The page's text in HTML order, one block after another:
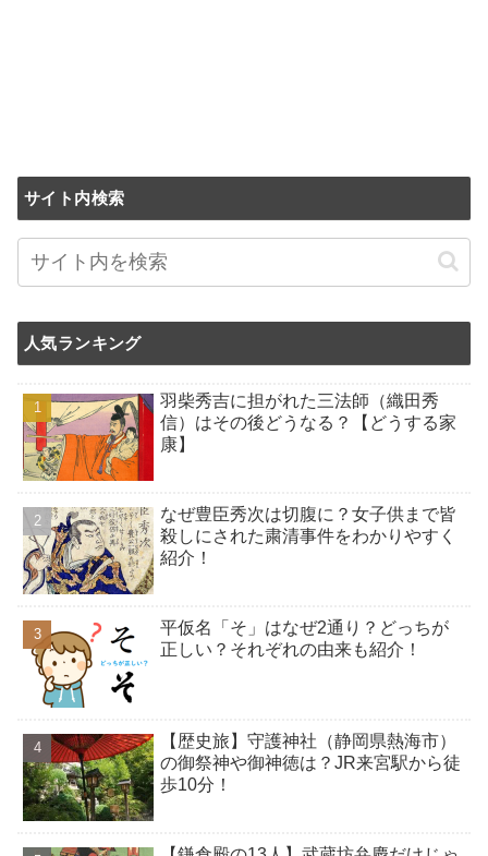
サイト内検索
人気ランキング
羽柴秀吉に担がれた三法師（織田秀
信）はその後どうなる？【どうする家
康】
なぜ豊臣秀次は切腹に？女子供まで皆
殺しにされた粛清事件をわかりやすく
紹介！
平仮名「そ」はなぜ2通り？どっちが
正しい？それぞれの由来も紹介！
【歴史旅】守護神社（静岡県熱海市）
の御祭神や御神徳は？JR来宮駅から徒
歩10分！